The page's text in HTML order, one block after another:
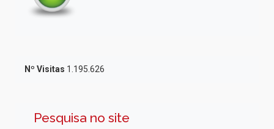
Nº Visitas 1.195.626
Pesquisa no site